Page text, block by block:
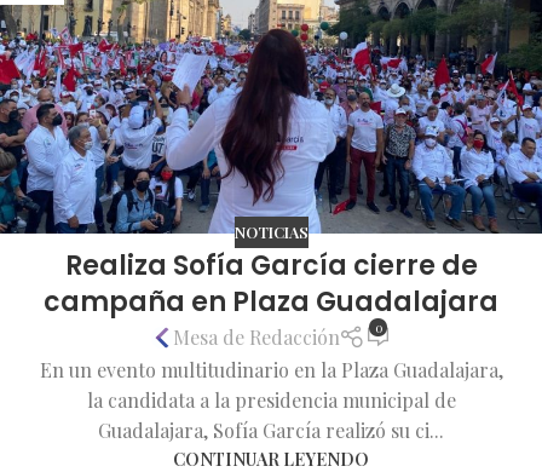
NOTICIAS
Realiza Sofía García cierre de
campaña en Plaza Guadalajara
Mesa de Redacción 0
En un evento multitudinario en la Plaza Guadalajara,
la candidata a la presidencia municipal de
Guadalajara, Sofía García realizó su ci...
CONTINUAR LEYENDO